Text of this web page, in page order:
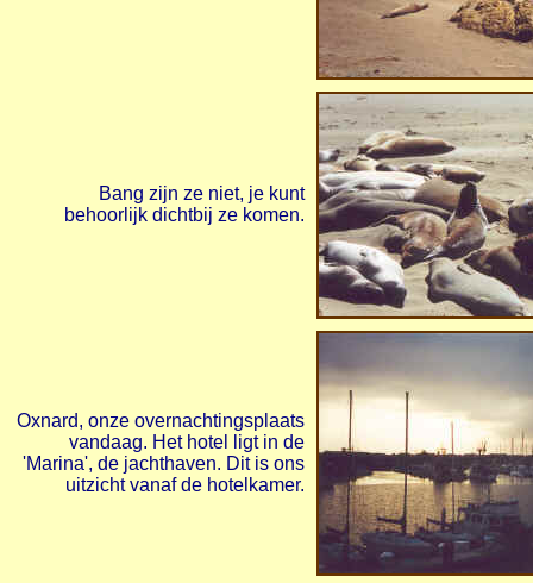
Bang zijn ze niet, je kunt
behoorlijk dichtbij ze komen.
Oxnard, onze overnachtingsplaats
vandaag. Het hotel ligt in de
'Marina', de jachthaven. Dit is ons
uitzicht vanaf de hotelkamer.